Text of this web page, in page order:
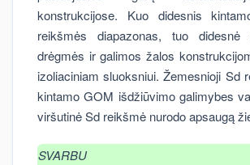
konstrukcijose. Kuo didesnis
reikšmės diapazonas, tuo didesnė
drėgmės ir galimos žalos
izoliaciniam sluoksniui. Žemesnioji Sd
kintamo GOM išdžiūvimo galimybes
viršutinė Sd reikšmė nurodo apsaugą
SVARBU